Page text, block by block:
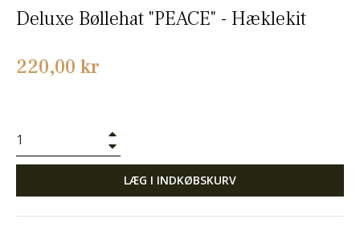
Deluxe Bøllehat "PEACE" - Hæklekit
Normalpris
220,00 kr
LÆG I INDKØBSKURV